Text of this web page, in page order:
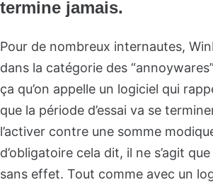
termine jamais.
Pour de nombreux internautes,
dans la catégorie des
ça qu’on appelle un logiciel qui
que la période d’essai va se
l’activer contre une somme
d’obligatoire cela dit, il ne s’agit
sans effet. Tout comme avec un